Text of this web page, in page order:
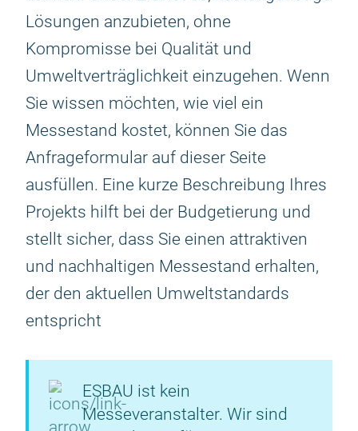
Lösungen anzubieten, ohne
Kompromisse bei Qualität und
Umweltverträglichkeit einzugehen. Wenn
Sie wissen möchten, wie viel ein
Messestand kostet, können Sie das
Anfrageformular auf dieser Seite
ausfüllen. Eine kurze Beschreibung Ihres
Projekts hilft bei der Budgetierung und
stellt sicher, dass Sie einen attraktiven
und nachhaltigen Messestand erhalten,
der den aktuellen Umweltstandards
entspricht
ESBAU ist kein
Messeveranstalter. Wir sind